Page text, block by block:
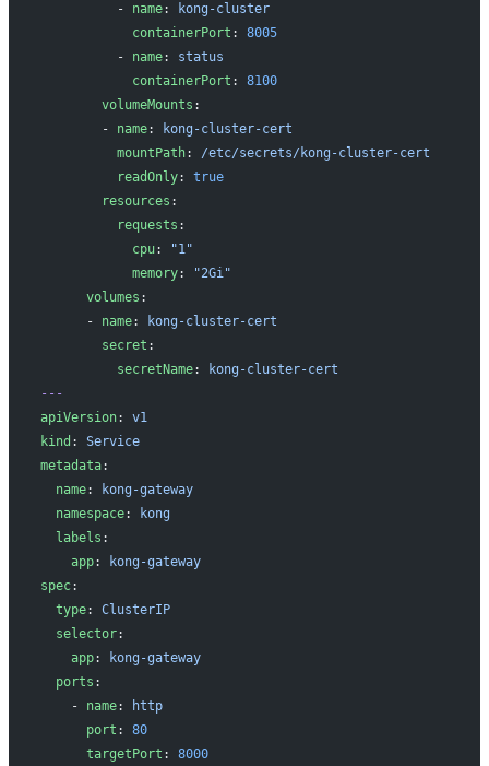
          -
name:
kong-cluster
            containerPort
: 8005
          -
name: status
            containerPort
: 8100
        volumeMounts
:
        -
name:
kong-cluster-cert
          mountPath
: /etc/secrets/kong-cluster-cert
          readOnly
: true
        resources
:
          requests
:
            cpu
:
"1"
            memory
:
"2Gi"
      volumes
:
      -
name:
kong-cluster-cert
        secret
:
          secretName
:
kong-cluster-cert
---
apiVersion: v1
kind : Service
metadata:
  name
:
kong-gateway
  namespace
:
kong
  labels
:
    app
:
kong-gateway
spec:
  type
: ClusterIP
  selector
:
    app
:
kong-gateway
  ports
:
    -
name:
http
      port
: 80
      targetPort
: 8000